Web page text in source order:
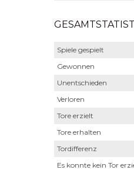
Spiele gespielt
Gewonnen
Unentschieden
Verloren
Tore erzielt
Tore erhalten
Tordifferenz
Es konnte kein Tor